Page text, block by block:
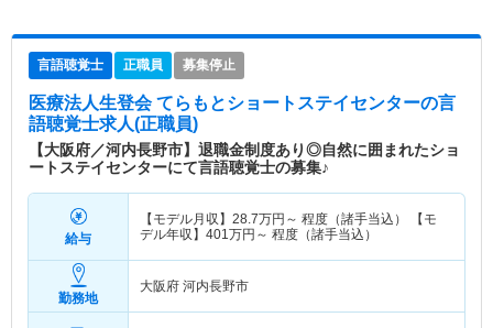
言語聴覚士 正職員 募集停止
医療法人生登会 てらもとショートステイセンターの言
語聴覚士求人(正職員)
【大阪府／河内長野市】退職金制度あり◎自然に囲まれたショ
ートステイセンターにて言語聴覚士の募集♪
給与
【モデル月収】 28.7万円～ 程度（諸手当込） 【モ
デル年収】 401万円～ 程度（諸手当込）
勤務地
大阪府 河内長野市